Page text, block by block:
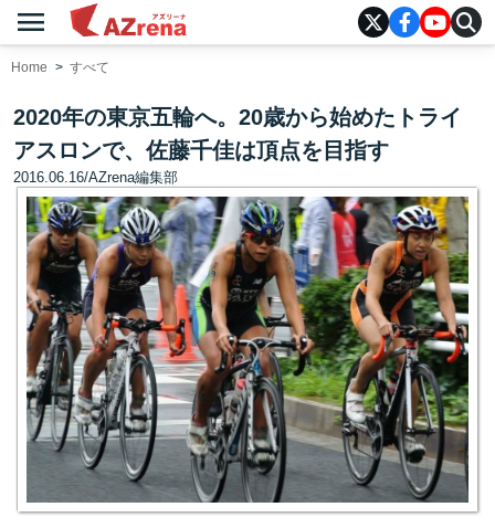
menu
Home すべて
2020年の東京五輪へ。20歳から始めたトライ
アスロンで、佐藤千佳は頂点を目指す
2016.06.16/AZrena編集部